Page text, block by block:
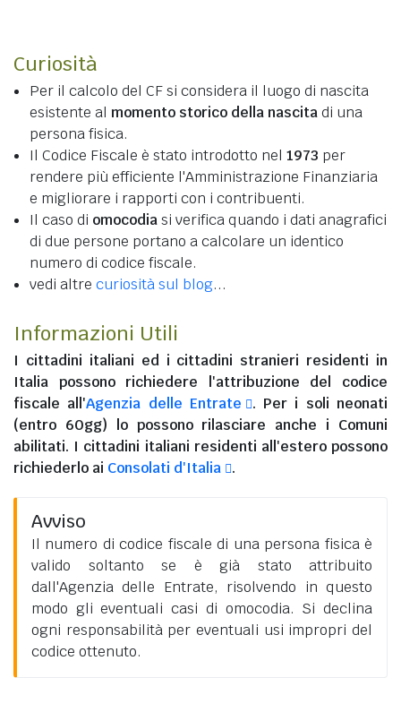
Curiosità
Per il calcolo del CF si considera il luogo di nascita
esistente al momento storico della nascitadi una
persona fisica.
Il Codice Fiscale è stato introdotto nel 1973 per
rendere più efficiente l'Amministrazione Finanziaria
e migliorare i rapporti con i contribuenti.
Il caso di omocodiasi verifica quando i dati anagrafici
di due persone portano a calcolare un identico
numero di codice fiscale.
vedi altre curiosità sul blog...
Informazioni Utili
I cittadini italiani ed i cittadini stranieri residenti in
Italia possono richiedere l'attribuzione del codice
fiscale all'Agenzia delle Entrate
. Per i soli neonati
(entro 60gg) lo possono rilasciare anche i Comuni
abilitati. I cittadini italiani residenti all'esteropossono
richiederlo ai Consolati d'Italia .
Avviso
Il numero di codice fiscale di una persona fisica è
valido soltanto se è già stato attribuito
dall'Agenzia delle Entrate, risolvendo in questo
modo gli eventuali casi di omocodia. Si declina
ogni responsabilità per eventuali usi impropri del
codice ottenuto.